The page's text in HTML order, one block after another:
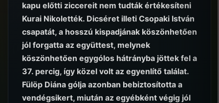
kapu előtti ziccereit nem tudták értékesíteni
Kurai Nikolették. Dicséret illeti Csopaki István
csapatát, a hosszú kispadjának köszönhetően
jól forgatta az együttest, melynek
köszönhetően egygólos hátrányba jöttek fel a
37. percig, így közel volt az egyenlítő találat.
Fülöp Diána gólja azonban bebiztosította a
vendégsikert, miután az egyébként végig jól